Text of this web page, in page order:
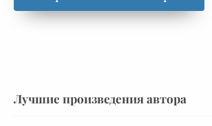
Лучшие произведения автора